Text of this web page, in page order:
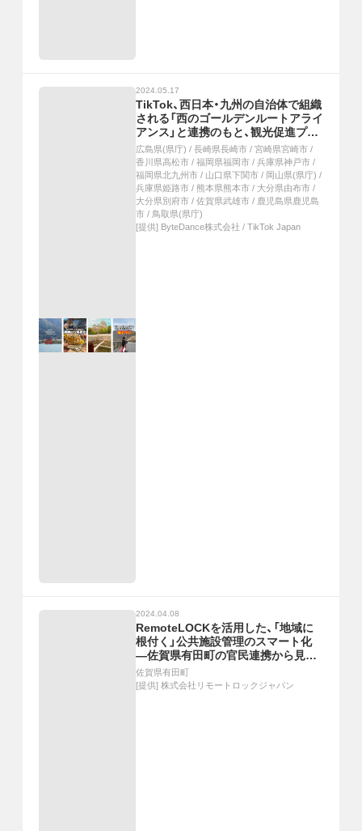
2024.05.17
TikTok、西日本・九州の自治体で組織
される「西のゴールデンルートアライ
アンス」と連携のもと、観光促進プロ
ジェクトをスタート。同アライアン
スに参加する15自治体の魅力をショ
ートムービーで発信
広島県(県庁) / 長崎県長崎市 / 宮崎県宮崎市 /
香川県高松市 / 福岡県福岡市 / 兵庫県神戸市 /
福岡県北九州市 / 山口県下関市 / 岡山県(県庁) /
兵庫県姫路市 / 熊本県熊本市 / 大分県由布市 /
大分県別府市 / 佐賀県武雄市 / 鹿児島県鹿児島
市 / 鳥取県(県庁)
[提供] ByteDance株式会社 / TikTok Japan
2024.04.08
RemoteLOCKを活用した、「地域に
根付く」公共施設管理のスマート化
―佐賀県有田町の官民連携から見る、
自治体DXの進め方とは？―
佐賀県有田町
[提供] 株式会社リモートロックジャパン